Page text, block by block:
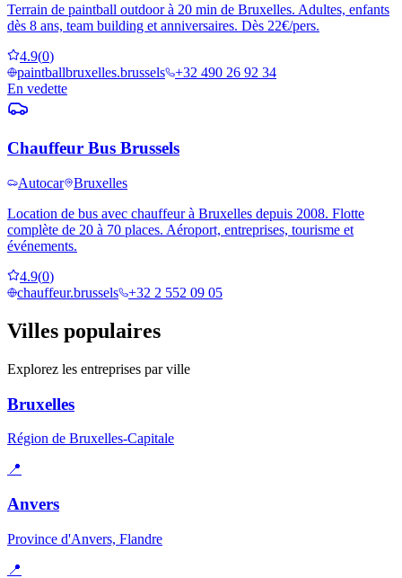
Terrain de paintball outdoor à 20 min de Bruxelles. Adultes, enfants
dès 8 ans, team building et anniversaires. Dès 22€/pers.
4.9(0)
paintballbruxelles.brussels
+32 490 26 92 34
En vedette
Chauffeur Bus Brussels
Autocar
Bruxelles
Location de bus avec chauffeur à Bruxelles depuis 2008. Flotte
complète de 20 à 70 places. Aéroport, entreprises, tourisme et
événements.
4.9(0)
chauffeur.brussels
+32 2 552 09 05
Villes populaires
Explorez les entreprises par ville
Bruxelles
Région de Bruxelles-Capitale
📍
Anvers
Province d'Anvers, Flandre
📍